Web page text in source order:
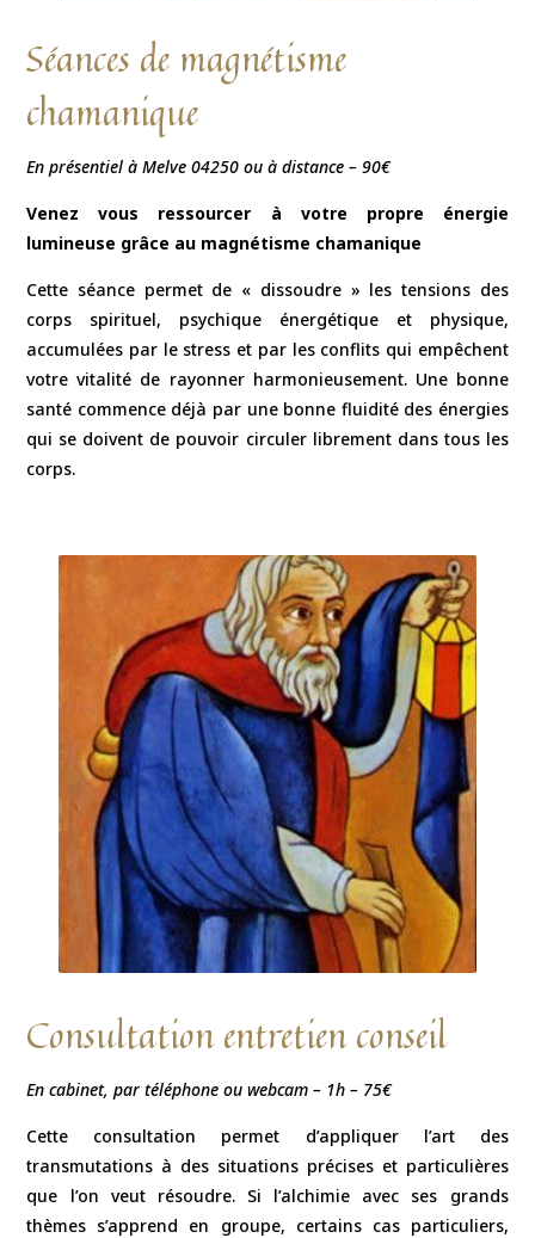
Séances de magnétisme
chamanique
En présentiel à Melve 04250 ou à distance –90€
Venez vous ressourcer à votre propre énergie
lumineuse grâce au magnétisme chamanique
Cette séance permet de « dissoudre » les tensions des
corps spirituel, psychique énergétique et physique,
accumulées par le stress et par les conflits qui empêchent
votre vitalité de rayonner harmonieusement. Une bonne
santé commence déjà par une bonne fluidité des énergies
qui se doivent de pouvoir circuler librement dans tous les
corps.
Consultation entretien conseil
En cabinet, par téléphone ou webcam – 1h – 75€
Cette consultation permet d’appliquer l’art des
transmutations à des situations précises et particulières
que l’on veut résoudre. Si l’alchimie avec ses grands
thèmes s’apprend en groupe, certains cas particuliers,